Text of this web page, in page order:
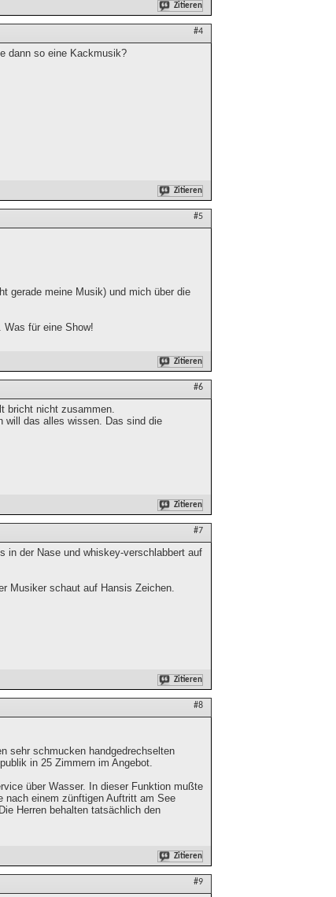
Zitieren
#4
dann so eine Kackmusik?
Zitieren
#5
gerade meine Musik) und mich über die
Was für eine Show!
Zitieren
#6
bricht nicht zusammen.
will das alles wissen. Das sind die
Zitieren
#7
in der Nase und whiskey-verschlabbert auf
Musiker schaut auf Hansis Zeichen.
Zitieren
#8
sehr schmucken handgedrechselten
in 25 Zimmern im Angebot.
über Wasser. In dieser Funktion mußte
nach einem zünftigen Auftritt am See
Herren behalten tatsächlich den
Zitieren
#9